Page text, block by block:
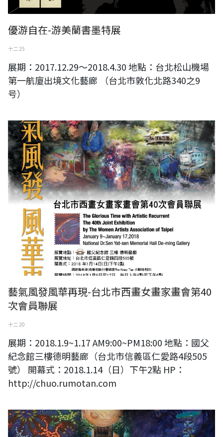
優游自在-游美蘭書墨特展
十二 25
展期：2017.12.29～2018.4.30 地點：台北松山機場
第一航廈出境文化藝廊 （台北市敦化北路340之9
号）
藝氣風發風華再現-台北市西畫女畫家畫會第40次會員聯展
藝氣風發風華再現-台北市西畫女畫家畫會第40
次會員聯展
十二 20
展期：2018.1.9~1.17 AM9:00~PM18:00 地點：國父
紀念館三樓德明藝廊（台北市信義區仁愛路4段505
號） 開幕式：2018.1.14（日）下午2點 HP：
http://chuo.rumotan.com
《藍色狂想曲》繪畫創作聯展